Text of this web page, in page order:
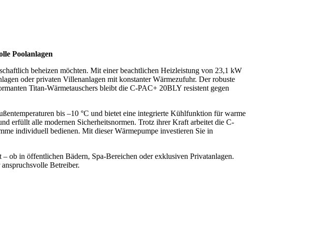
Poolanlagen
beheizen möchten. Mit einer beachtlichen Heizleistung von 23,1 kW
oder privaten Villenanlagen mit konstanter Wärmezufuhr. Der robuste
Titan-Wärmetauschers bleibt die C-PAC+ 20BLY resistent gegen
bis –10 °C und bietet eine integrierte Kühlfunktion für warme
erfüllt alle modernen Sicherheitsnormen. Trotz ihrer Kraft arbeitet die C-
individuell bedienen. Mit dieser Wärmepumpe investieren Sie in
ob in öffentlichen Bädern, Spa-Bereichen oder exklusiven Privatanlagen.
Betreiber.